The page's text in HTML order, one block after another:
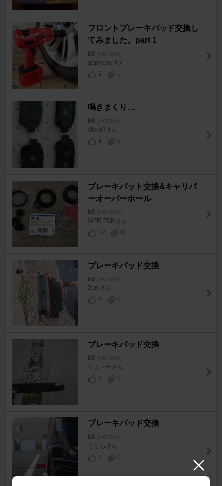
フロントブレーキパッド交換し
てみました。part 1
bB [NCP30系]
applepoyさん
2
1
鳴きまくり…
bB [NCP30系]
銀の箱さん
4
0
ブレーキパット交換&キャリパ
ーオーバーホール
bB [NCP30系]
WTR-TCRさん
22
0
ブレーキパッド交換
bB [NCP30系]
Zen.さん
6
0
ブレーキパッド交換
bB [NCP30系]
りょ～ーさん
9
0
ブレーキパッド交換
bB [NCP30系]
どともさん
3
0